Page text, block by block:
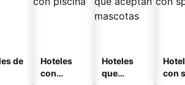
de
Hoteles
con
Hoteles
que
con